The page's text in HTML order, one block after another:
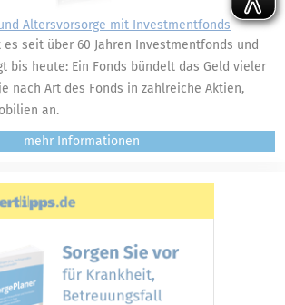
Altersvorsorge mit Investmentfonds
seit über 60 Jahren Investmentfonds und
bis heute: Ein Fonds bündelt das Geld vieler
nach Art des Fonds in zahlreiche Aktien,
an.
mehr